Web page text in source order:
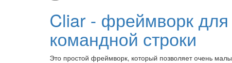
Cliar - фреймворк
командной строки
Это простой фреймворк, который позволяет очень